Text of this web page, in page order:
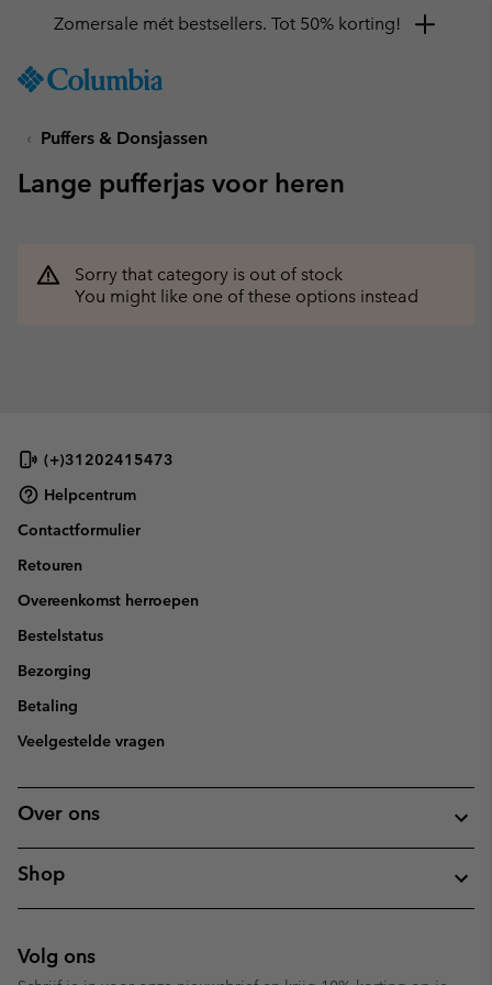
TO
SKIP
MAIN
NAV
TO
SEARCH
Zomersale mét bestsellers. Tot 50% korting!
Puffers & Donsjassen
Lange pufferjas voor heren
Sorry that category is out of stock
You might like one of these options instead
(+)31202415473
Helpcentrum
Contactformulier
Retouren
Overeenkomst herroepen
Bestelstatus
Bezorging
Betaling
Veelgestelde vragen
Over ons
Shop
Volg ons